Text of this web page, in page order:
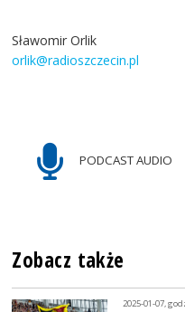
Sławomir Orlik
orlik@radioszczecin.pl
PODCAST AUDIO
Zobacz także
2025-01-07,